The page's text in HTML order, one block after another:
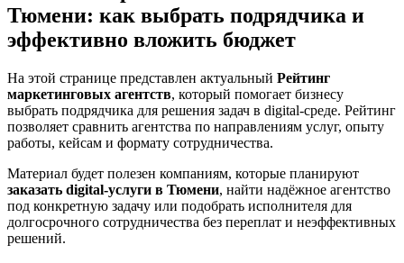
Тюмени: как выбрать подрядчика и
эффективно вложить бюджет
На этой странице представлен актуальный Рейтинг
маркетинговых агентств, который помогает бизнесу
выбрать подрядчика для решения задач в digital-среде. Рейтинг
позволяет сравнить агентства по направлениям услуг, опыту
работы, кейсам и формату сотрудничества.
Материал будет полезен компаниям, которые планируют
заказать digital-услуги в Тюмени, найти надёжное агентство
под конкретную задачу или подобрать исполнителя для
долгосрочного сотрудничества без переплат и неэффективных
решений.